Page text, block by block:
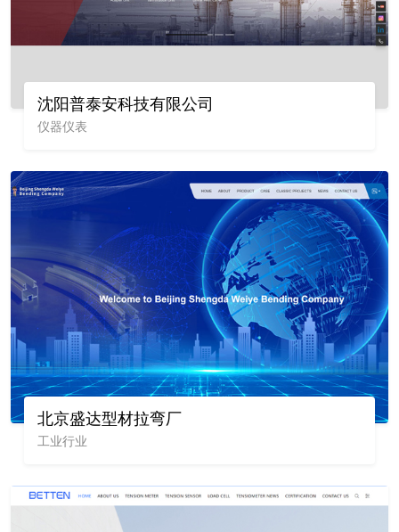
沈阳普泰安科技有限公司
仪器仪表
北京盛达型材拉弯厂
工业行业